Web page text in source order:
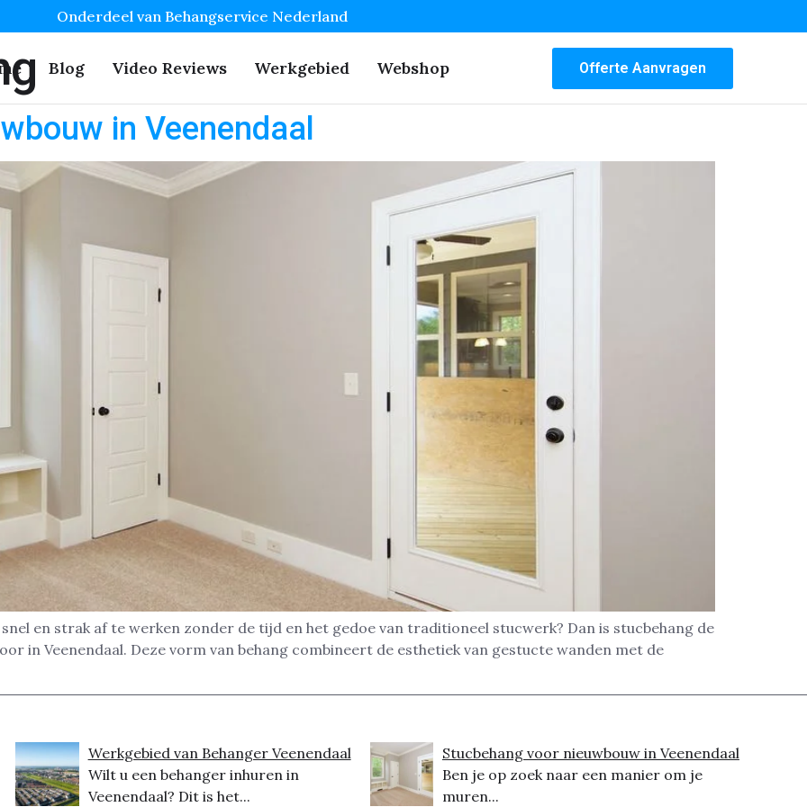
Onderdeel van Behangservice Nederland
Blog Video Reviews Werkgebied Webshop Offerte Aanvragen
in Veenendaal
en strak af te werken zonder de tijd en het gedoe van traditioneel stucwerk? Dan is stucbehang de
in Veenendaal. Deze vorm van behang combineert de esthetiek van gestucte wanden met de
Werkgebied van Behanger Veenendaal
Wilt u een behanger inhuren in
Veenendaal? Dit is het...
Stucbehang voor nieuwbouw in Veenendaal
Ben je op zoek naar een manier om je
muren...